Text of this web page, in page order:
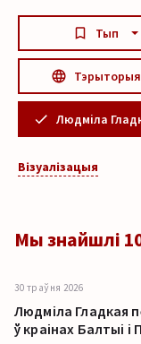
Тып
Тэрыторыя
Людміла
Візуалізацыя
Мы знайшлі
30 траўня 2026
Людміла Гладкая
ў краінах Балтыі